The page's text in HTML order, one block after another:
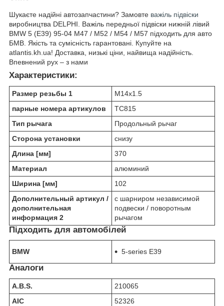
Шукаєте надійні автозапчастини? Замовте важіль підвіски
виробництва DELPHI. Важіль передньої підвіски нижній лівий
BMW 5 (E39) 95-04 M47 / M52 / M54 / M57 підходить для авто
БМВ. Якість та сумісність гарантовані. Купуйте на
atlantis.kh.ua! Доставка, низькі ціни, найвища надійність.
Впевнений рух – з нами
Характеристики:
Размер резьбы 1
M14x1.5
парные номера артикулов
TC815
Тип рычага
Продольный рычаг
Сторона установки
снизу
Длина [мм]
370
Материал
алюминий
Ширина [мм]
102
Дополнительный артикул /
дополнительная
информация 2
c шарниром независимой
подвески / поворотным
рычагом
Підходить для автомобілей
BMW 5-series E39
Аналоги
A.B.S.
210065
AIC
52326